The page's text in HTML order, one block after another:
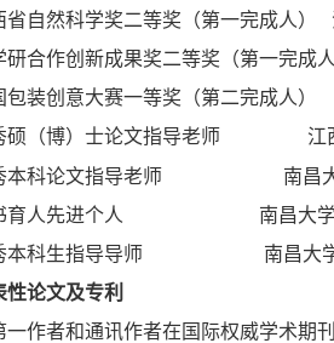
省自然科学奖二等奖（第一完成人）
研合作创新成果奖二等奖（第一完成
包装创意大赛一等奖（第二完成人
硕（博）士论文指导老师 江西
本科论文指导老师 南昌
育人先进个人 南昌大学
本科生指导导师 南昌大
性论文及专利
一作者和通讯作者在国际权威学术期